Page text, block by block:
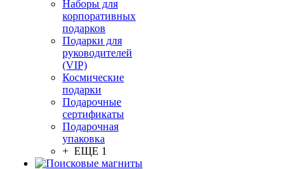
Наборы для
корпоративных
подарков
Подарки для
руководителей
(VIP)
Космические
подарки
Подарочные
сертификаты
Подарочная
упаковка
+ ЕЩЕ 1